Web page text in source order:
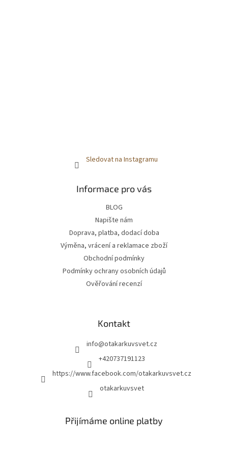
Sledovat na Instagramu
Informace pro vás
BLOG
Napište nám
Doprava, platba, dodací doba
Výměna, vrácení a reklamace zboží
Obchodní podmínky
Podmínky ochrany osobních údajů
Ověřování recenzí
Kontakt
info@otakarkuvsvet.cz
+420737191123
https://www.facebook.com/otakarkuvsvet.cz
otakarkuvsvet
Přijímáme online platby